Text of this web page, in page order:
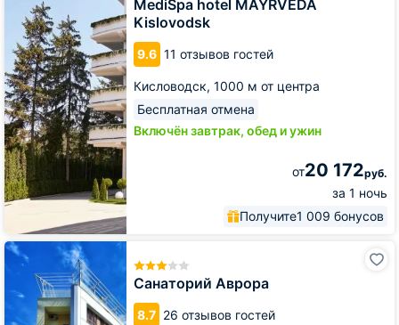
MediSpa hotel MAYRVEDA
Kislovodsk
9.6 11 отзывов гостей
Кисловодск, 1000 м от центра
Бесплатная отмена
Включён завтрак, обед и ужин
от20 172руб.
за 1 ночь
Получите1 009 бонусов
Kislovodsk
Санаторий Аврора
8.7 26 отзывов гостей
Санаторий
Аврора